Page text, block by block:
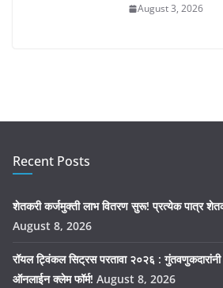
August 3, 2026
Recent Posts
शेतकरी कर्जमुक्ती लाभ वितरण सुरू! प्रत्येक पात्र
August 8, 2026
रॉयल ट्विंकल सिट्रस परतावा २०२६ : गुंतवणुकदारांनी
ऑनलाईन क्लेम फॉर्म! August 8, 2026